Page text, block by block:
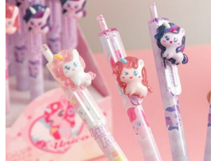
پاک کن و غلط گیر
مداد تراش
اتود و نوک
روان نویس فانتزی
خودکار و خودکار فشاری
ماژیک ها
دفترچه یادداشت
استیکر
استیک نوت
خط کش و گونیا
کیف غذا
کوله پشتی
چسب
کاتر فانتزی
بوک مارک
ماشین حساب